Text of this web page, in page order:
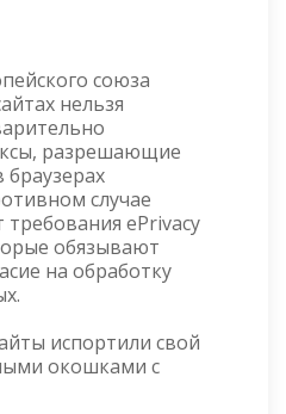
союза
нельзя
разрешающие
браузерах
случае
ePrivacy
обязывают
на обработку
испортили свой
окошками с